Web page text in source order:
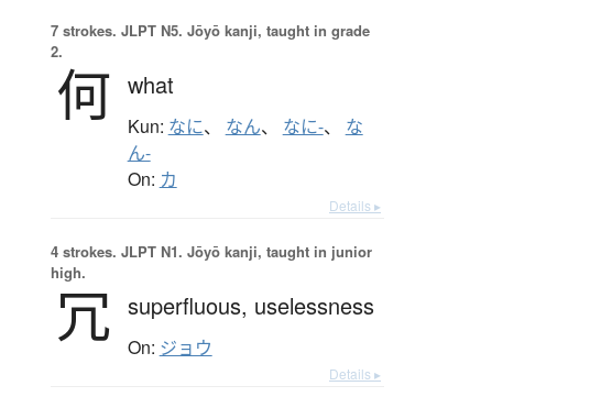
7 strokes. JLPT N5. Jōyō kanji, taught in grade
2.
何 what
Kun: なに、 なん、 なに-、 な
ん-
On: カ
Details ▸
4 strokes. JLPT N1. Jōyō kanji, taught in junior
high.
冗 superfluous, uselessness
On: ジョウ
Details ▸